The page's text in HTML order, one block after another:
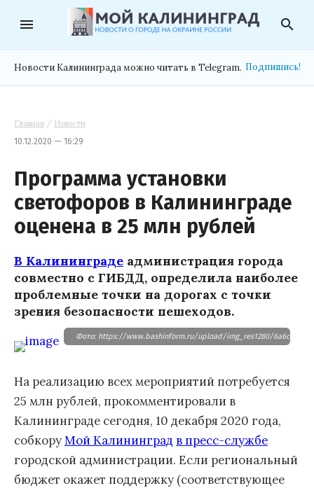
menu search
Новости Калининграда можно читать в Telegram. Подпишись!
Главная / Новости
10.12.2020 — 16:29
Программа установки
светофоров в Калининграде
оценена в 25 млн рублей
В Калининграде администрация города
совместно с ГИБДД, определила наиболее
проблемные точки на дорогах с точки
зрения безопасности пешеходов.
Фото: https://www.bashinform.ru/upload/img_res1280/
На реализацию всех мероприятий потребуется
25 млн рублей, прокомментировали в
Калининграде сегодня, 10 декабря 2020 года,
собкоруМой Калининград в пресс-службе
городской администрации. Если региональный
бюджет окажет поддержку (соответствующее